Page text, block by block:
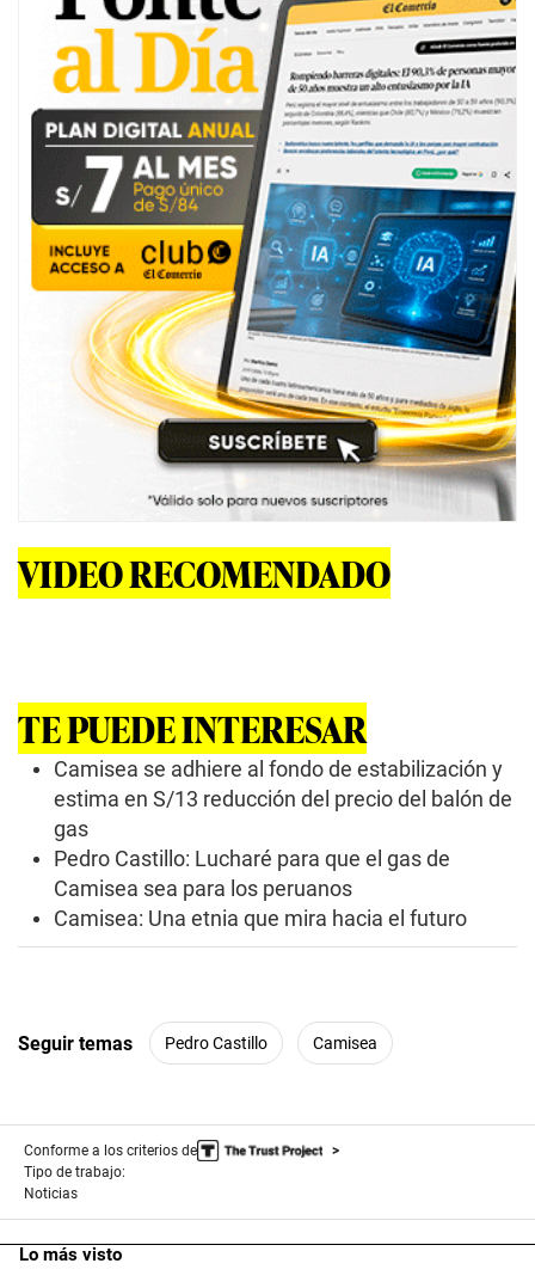
VIDEO RECOMENDADO
TE PUEDE INTERESAR
Camisea se adhiere al fondo de estabilización y
estima en S/13 reducción del precio del balón de
gas
Pedro Castillo: Lucharé para que el gas de
Camisea sea para los peruanos
Camisea: Una etnia que mira hacia el futuro
Seguir temas Pedro Castillo Camisea
Conforme a los criterios de
Tipo de trabajo:
Noticias
Lo más visto